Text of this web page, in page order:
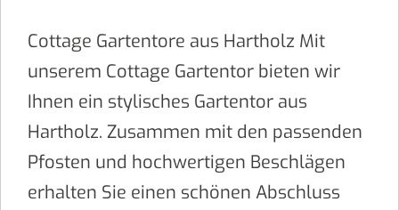
Cottage Gartentore aus Hartholz Mit
unserem Cottage Gartentor bieten wir
Ihnen ein stylisches Gartentor aus
Hartholz. Zusammen mit den passenden
Pfosten und hochwertigen Beschlägen
erhalten Sie einen schönen Abschluss